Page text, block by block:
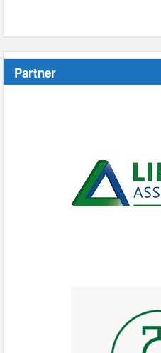
Partner